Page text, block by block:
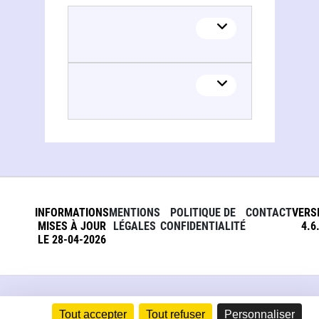
Tout accepter Tout refuser Personnaliser
INFORMATIONS
MISES À JOUR
LE 28-04-2026
MENTIONS
LÉGALES
POLITIQUE DE
CONFIDENTIALITÉ
CONTACT